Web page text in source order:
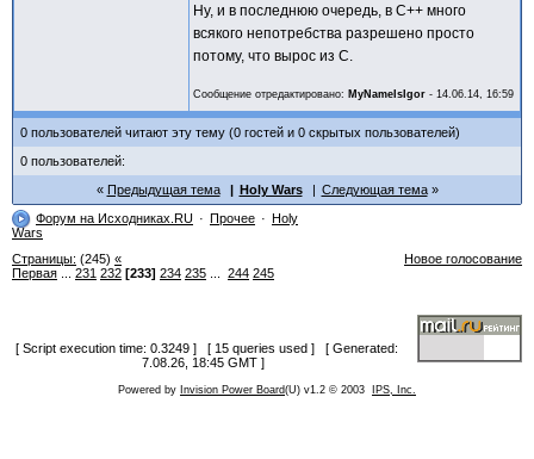
Ну, и в последнюю очередь, в C++ много
всякого непотребства разрешено просто
потому, что вырос из C.
Сообщение отредактировано: MyNameIsIgor - 14.06.14, 16:59
0 пользователей читают эту тему (0 гостей и 0 скрытых пользователей)
0 пользователей:
Предыдущая тема
Holy Wars
Следующая тема
Форум на Исходниках.RU
Прочее
Holy
Wars
Страницы: (245) «
Первая
231 232 [233] 234 235 244 245
Новое голосование
[ Script execution time: 0.3249 ] [ 15 queries used ] [ Generated:
7.08.26, 18:45 GMT ]
Powered by Invision Power Board(U) v1.2 © 2003 IPS, Inc.